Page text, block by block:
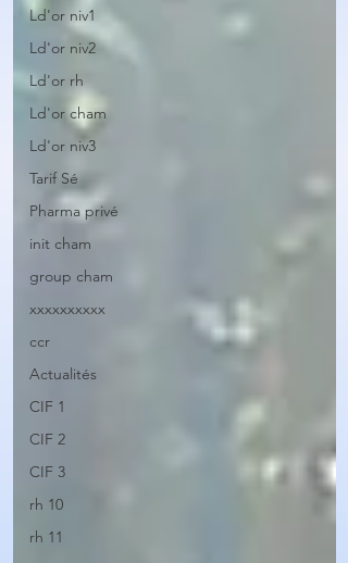
Ld'or niv1
Ld'or niv2
Ld'or rh
Ld'or cham
Ld'or niv3
Tarif Sé
Pharma privé
init cham
group cham
xxxxxxxxxx
ccr
Actualités
CIF 1
CIF 2
CIF 3
rh 10
rh 11